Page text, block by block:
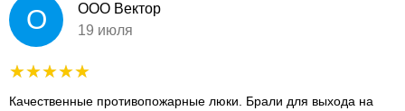
О
ООО Вектор
19 июля
Качественные противопожарные люки. Брали для выхода на